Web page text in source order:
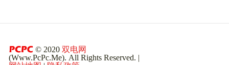
© 2020 双电网
(Www.PcPc.Me). All Rights Reserved. |